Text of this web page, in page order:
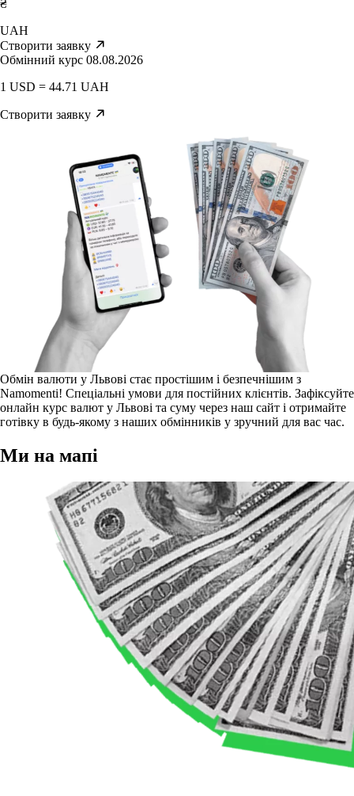
₴
UAH
Створити заявку
Обмінний курс 08.08.2026
1 USD = 44.71 UAH
Створити заявку
Обмін валюти у Львові стає простішим і безпечнішим з
Namomenti! Спеціальні умови для постійних клієнтів. Зафіксуйте
онлайн курс валют у Львові та суму через наш сайт і отримайте
готівку в будь-якому з наших обмінників у зручний для вас час.
Ми на мапі